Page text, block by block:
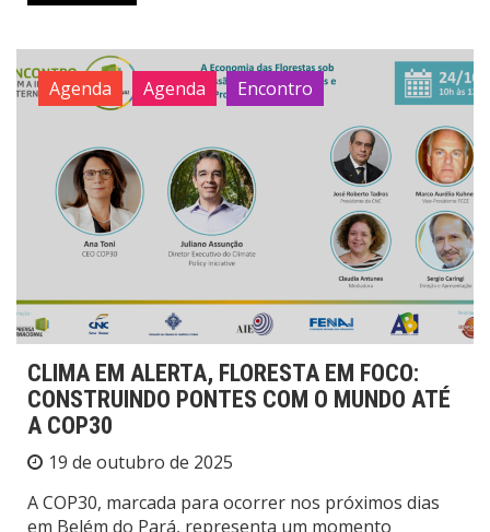
Agenda Agenda Encontro
CLIMA EM ALERTA, FLORESTA EM FOCO:
CONSTRUINDO PONTES COM O MUNDO ATÉ
A COP30
19 de outubro de 2025
A COP30, marcada para ocorrer nos próximos dias
em Belém do Pará, representa um momento